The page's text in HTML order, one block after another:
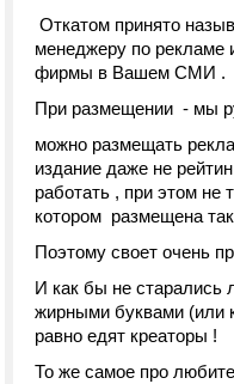
Откатом принято
менеджеру по рекламе
фирмы в Вашем СМИ .
При размещении - мы
можно размещать
издание даже не
работать , при этом
котором размещена
Поэтому своет
И как бы не старались
жирными буквами
равно едят креаторы !
То же самое про